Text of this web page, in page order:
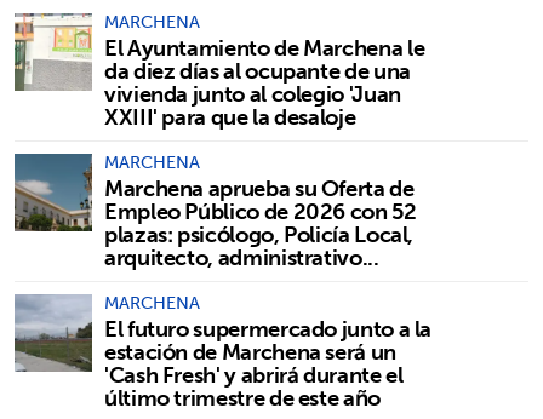
MARCHENA
El Ayuntamiento de Marchena le
da diez días al ocupante de una
vivienda junto al colegio 'Juan
XXIII' para que la desaloje
MARCHENA
Marchena aprueba su Oferta de
Empleo Público de 2026 con 52
plazas: psicólogo, Policía Local,
arquitecto, administrativo...
MARCHENA
El futuro supermercado junto a la
estación de Marchena será un
'Cash Fresh' y abrirá durante el
último trimestre de este año